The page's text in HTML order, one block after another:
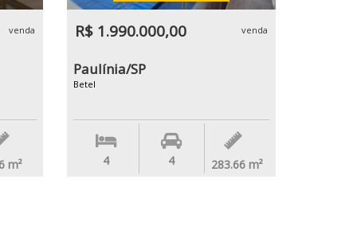
venda
m²
R$ 1.990.000,00 venda
Paulínia/SP
Betel
4 4 283.66 m²